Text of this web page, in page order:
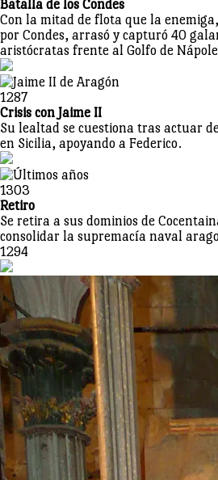
Batalla de los Condes
Con la mitad de flota que la
por Condes, arrasó y capturó 40
aristócratas frente al Golfo de
1287
Crisis con Jaime II
Su lealtad se cuestiona tras actuar
en Sicilia, apoyando a Federico.
1303
Retiro
Se retira a sus dominios de
consolidar la supremacía naval
1294